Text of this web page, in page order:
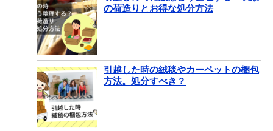
の荷造りとお得な処分方法
引越した時の絨毯やカーペットの梱包
方法。処分すべき？